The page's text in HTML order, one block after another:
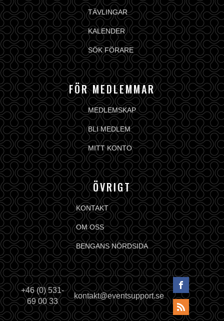
TÄVLINGAR
KALENDER
SÖK FÖRARE
FÖR MEDLEMMAR
MEDLEMSKAP
BLI MEDLEM
MITT KONTO
ÖVRIGT
KONTAKT
OM OSS
BENGANS NÖRDSIDA
+46 (0) 531-
69 00 33
kontakt@eventsupport.se